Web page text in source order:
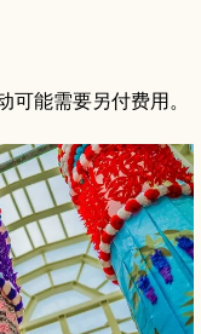
能需要另付费用。